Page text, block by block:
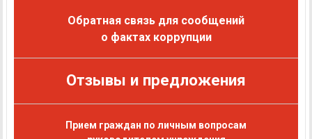
Обратная связь для сообщений
о фактах коррупции
Отзывы и предложения
Прием граждан по личным вопросам